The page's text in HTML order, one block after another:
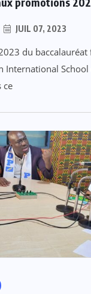
JUIL 07, 2023
du baccalauréat
International School
ce